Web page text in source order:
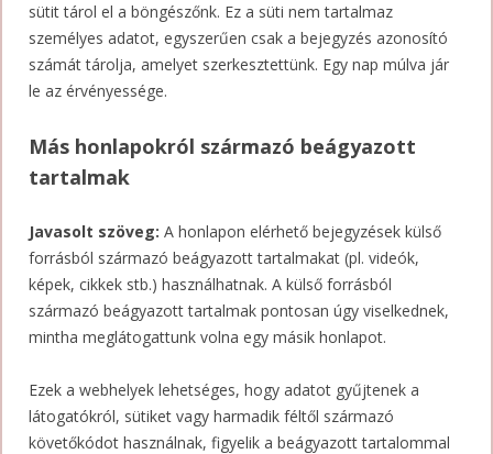
sütit tárol el a böngészőnk. Ez a süti nem tartalmaz
személyes adatot, egyszerűen csak a bejegyzés azonosító
számát tárolja, amelyet szerkesztettünk. Egy nap múlva jár
le az érvényessége.
Más honlapokról származó beágyazott
tartalmak
Javasolt szöveg: A honlapon elérhető bejegyzések külső
forrásból származó beágyazott tartalmakat (pl. videók,
képek, cikkek stb.) használhatnak. A külső forrásból
származó beágyazott tartalmak pontosan úgy viselkednek,
mintha meglátogattunk volna egy másik honlapot.
Ezek a webhelyek lehetséges, hogy adatot gyűjtenek a
látogatókról, sütiket vagy harmadik féltől származó
követőkódot használnak, figyelik a beágyazott tartalommal